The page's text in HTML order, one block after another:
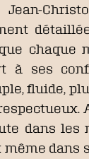
chaque
à ses
fluide,
dans les
dans